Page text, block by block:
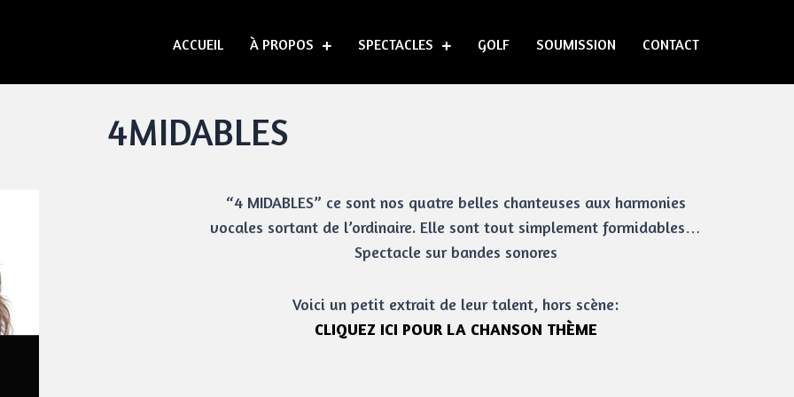
ACCUEIL À PROPOS SPECTACLES GOLF SOUMISSION CONTACT
4MIDABLES
“4 MIDABLES” ce sont nos quatre belles chanteuses aux harmonies
vocales sortant de l’ordinaire. Elle sont tout simplement formidables…
Spectacle sur bandes sonores
Voici un petit extrait de leur talent, hors scène:
CLIQUEZ ICI POUR LA CHANSON THÈME